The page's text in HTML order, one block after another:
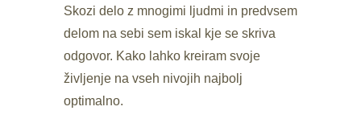
Skozi delo z mnogimi ljudmi in predvsem
delom na sebi sem iskal kje se skriva
odgovor. Kako lahko kreiram svoje
življenje na vseh nivojih najbolj
optimalno.